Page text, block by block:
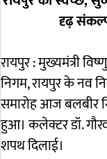
दृढ़
रायपुर : मुख्यमंत्री
निगम, रायपुर के नव
समारोह आज बलबीर
हुआ। कलेक्टर डॉ. गौरव
शपथ दिलाई।